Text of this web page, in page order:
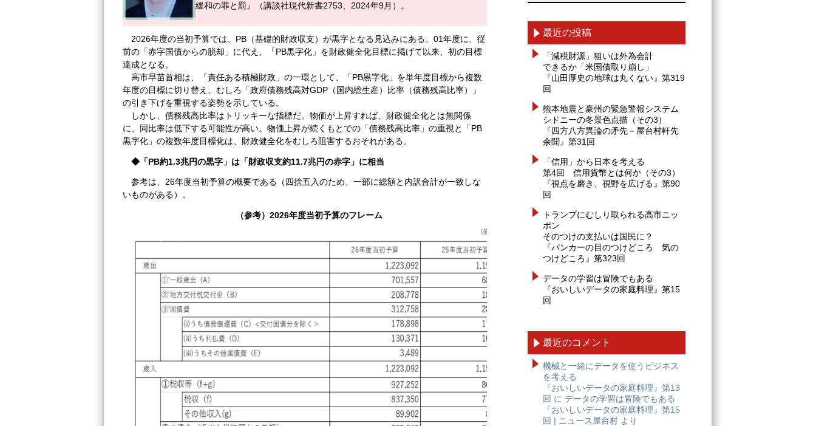
緩和の罪と罰』（講談社現代新書2753、2024年9月）。
2026年度の当初予算では、PB（基礎的財政収支）が黒字となる見込みにある。01年度に、従
前の「赤字国債からの脱却」に代え、「PB黒字化」を財政健全化目標に掲げて以来、初の目標
達成となる。
高市早苗首相は、「責任ある積極財政」の一環として、「PB黒字化」を単年度目標から複数
年度の目標に切り替え、むしろ「政府債務残高対GDP（国内総生産）比率（債務残高比率）」
の引き下げを重視する姿勢を示している。
しかし、債務残高比率はトリッキーな指標だ。物価が上昇すれば、財政健全化とは無関係
に、同比率は低下する可能性が高い。物価上昇が続くもとでの「債務残高比率」の重視と「PB
黒字化」の複数年度目標化は、財政健全化をむしろ阻害するおそれがある。
◆「PB約1.3兆円の黒字」は「財政収支約11.7兆円の赤字」に相当
参考は、26年度当初予算の概要である（四捨五入のため、一部に総額と内訳合計が一致しな
いものがある）。
（参考）2026年度当初予算のフレーム
最近の投稿
「減税財源」狙いは外為会計
できるか「米国債取り崩し」
『山田厚史の地球は丸くない』第319
回
熊本地震と豪州の緊急警報システム
シドニーの冬景色点描（その3）
『四方八方異論の矛先－屋台村軒先
余聞』第31回
「信用」から日本を考える
第4回 信用貨幣とは何か（その3）
『視点を磨き、視野を広げる』第90
回
トランプにむしり取られる高市ニッ
ポン
そのつけの支払いは国民に？
『バンカーの目のつけどころ 気の
つけどころ』第323回
データの学習は冒険でもある
『おいしいデータの家庭料理』第15
回
最近のコメント
機械と一緒にデータを使うビジネス
を考える
『おいしいデータの家庭料理』第13
回 に データの学習は冒険でもある
『おいしいデータの家庭料理』第15
回 | ニュース屋台村 より